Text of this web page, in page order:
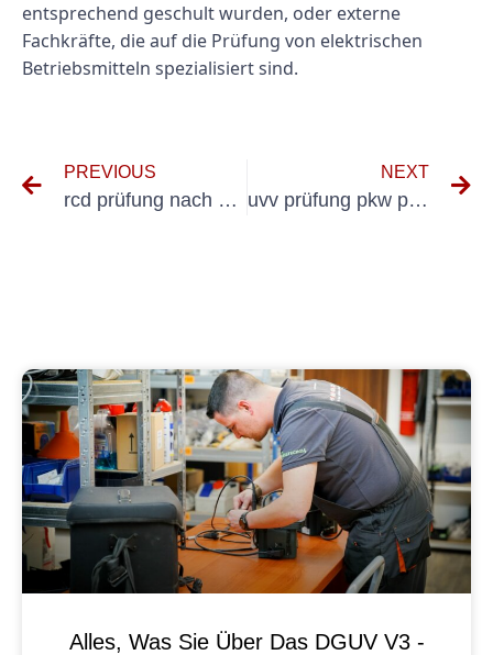
entsprechend geschult wurden, oder externe
Fachkräfte, die auf die Prüfung von elektrischen
Betriebsmitteln spezialisiert sind.
PREVIOUS
rcd prüfung nach dguv v3
NEXT
uvv prüfung pkw preise
Alles, Was Sie Über Das DGUV V3 -